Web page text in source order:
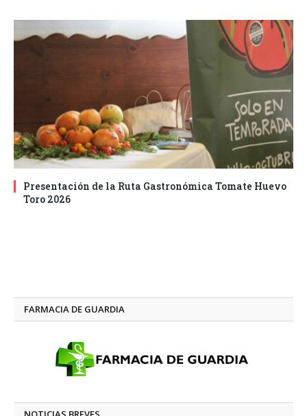
Presentación de la Ruta Gastronómica Tomate Huevo
Toro 2026
FARMACIA DE GUARDIA